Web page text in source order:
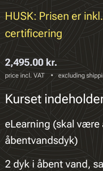
HUSK: Prisen er
certificering
2,495.00kr.
price incl. VAT excluding
Kurset
eLearning (skal være
åbentvandsdyk)
2 dyk i åbent vand,